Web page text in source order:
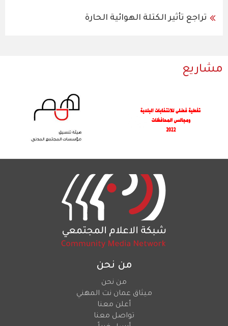
تراجع تأثير الكتلة الهوائية الحارة
مشاريع
من نحن
من نحن
ميثاق عمان نت المهني
أعلن معنا
تواصل معنا